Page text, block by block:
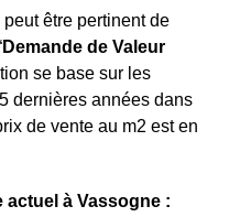
être pertinent de
Demande de Valeur
se base sur les
dernières années dans
de vente au m2 est en
actuel à Vassogne :